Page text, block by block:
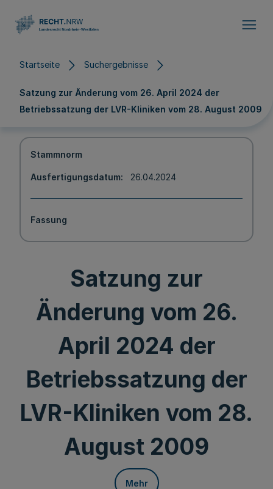
Startseite Suchergebnisse
Satzung zur Änderung vom 26. April 2024 der
Betriebssatzung der LVR-Kliniken vom 28. August 2009
Stammnorm
Ausfertigungsdatum 26.04.2024
Fassung
Satzung zur
Änderung vom 26.
April 2024 der
Betriebssatzung der
LVR-Kliniken vom 28.
August 2009
Mehr